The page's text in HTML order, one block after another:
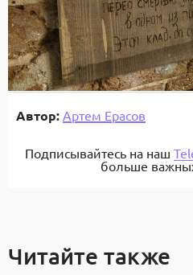
Автор: Артем Ерасов
Подписывайтесь на наш
больше
Читайте также